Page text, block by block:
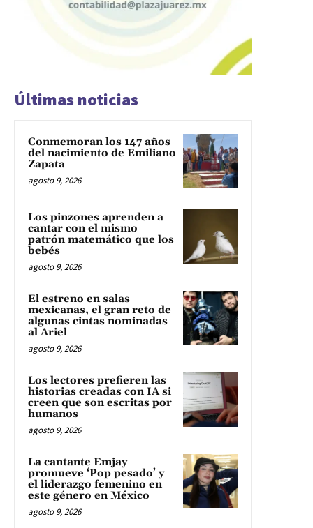
Últimas noticias
Conmemoran los 147 años
del nacimiento de Emiliano
Zapata
agosto 9, 2026
Los pinzones aprenden a
cantar con el mismo
patrón matemático que los
bebés
agosto 9, 2026
El estreno en salas
mexicanas, el gran reto de
algunas cintas nominadas
al Ariel
agosto 9, 2026
Los lectores prefieren las
historias creadas con IA si
creen que son escritas por
humanos
agosto 9, 2026
La cantante Emjay
promueve ‘Pop pesado’ y
el liderazgo femenino en
este género en México
agosto 9, 2026